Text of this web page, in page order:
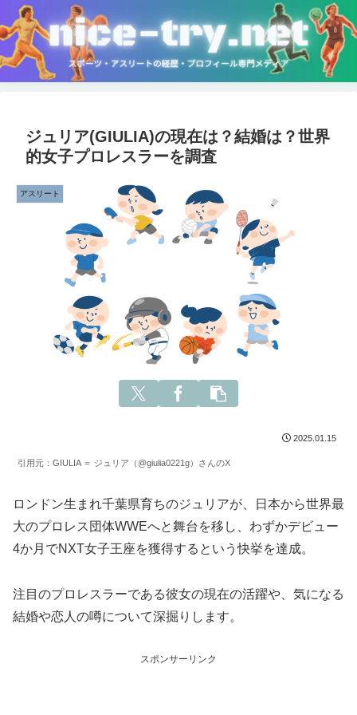
ジュリア(GIULIA)の現在は？結婚は？世界
的女子プロレスラーを調査
アスリート
2025.01.15
引用元：GIULIA ＝ ジュリア（@giulia0221g）さんのX
ロンドン生まれ千葉県育ちのジュリアが、日本から世界最
大のプロレス団体WWEへと舞台を移し、わずかデビュー
4か月でNXT女子王座を獲得するという快挙を達成。
注目のプロレスラーである彼女の現在の活躍や、気になる
結婚や恋人の噂について深掘りします。
スポンサーリンク